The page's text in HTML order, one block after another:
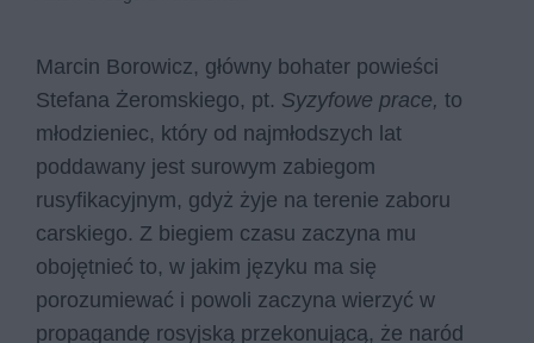
Marcin Borowicz, główny bohater powieści
Stefana Żeromskiego, pt. Syzyfowe prace, to
młodzieniec, który od najmłodszych lat
poddawany jest surowym zabiegom
rusyfikacyjnym, gdyż żyje na terenie zaboru
carskiego. Z biegiem czasu zaczyna mu
obojętnieć to, w jakim języku ma się
porozumiewać i powoli zaczyna wierzyć w
propagandę rosyjską przekonującą, że naród